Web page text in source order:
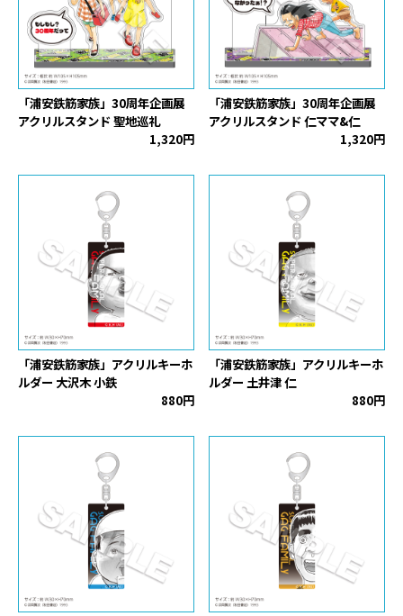
「浦安鉄筋家族」30周年企画展
アクリルスタンド 聖地巡礼
1,320円
「浦安鉄筋家族」30周年企画展
アクリルスタンド 仁ママ&仁
1,320円
「浦安鉄筋家族」アクリルキーホ
ルダー 大沢木 小鉄
880円
「浦安鉄筋家族」アクリルキーホ
ルダー 土井津 仁
880円